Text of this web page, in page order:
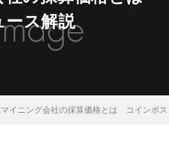
ース解説
マイニング会社の採算価格とは コインポ